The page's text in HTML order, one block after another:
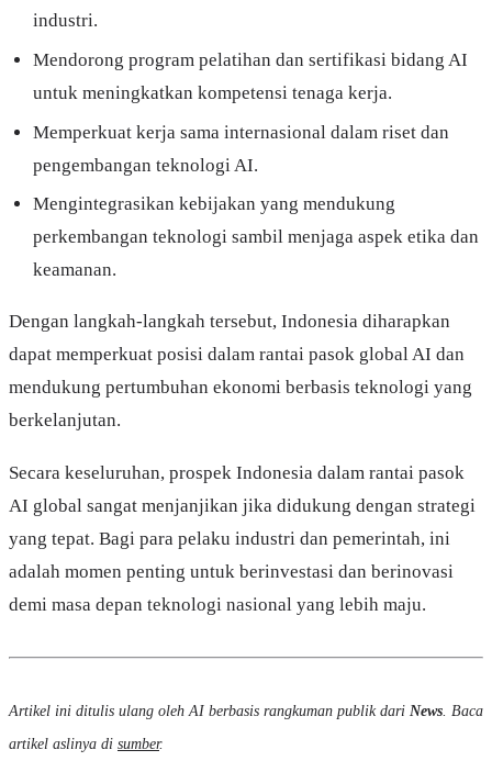
industri.
Mendorong program pelatihan dan sertifikasi bidang AI
untuk meningkatkan kompetensi tenaga kerja.
Memperkuat kerja sama internasional dalam riset dan
pengembangan teknologi AI.
Mengintegrasikan kebijakan yang mendukung
perkembangan teknologi sambil menjaga aspek etika dan
keamanan.
Dengan langkah-langkah tersebut, Indonesia diharapkan
dapat memperkuat posisi dalam rantai pasok global AI dan
mendukung pertumbuhan ekonomi berbasis teknologi yang
berkelanjutan.
Secara keseluruhan, prospek Indonesia dalam rantai pasok
AI global sangat menjanjikan jika didukung dengan strategi
yang tepat. Bagi para pelaku industri dan pemerintah, ini
adalah momen penting untuk berinvestasi dan berinovasi
demi masa depan teknologi nasional yang lebih maju.
Artikel ini ditulis ulang oleh AI berbasis rangkuman publik dari News . Baca
artikel aslinya di sumber.